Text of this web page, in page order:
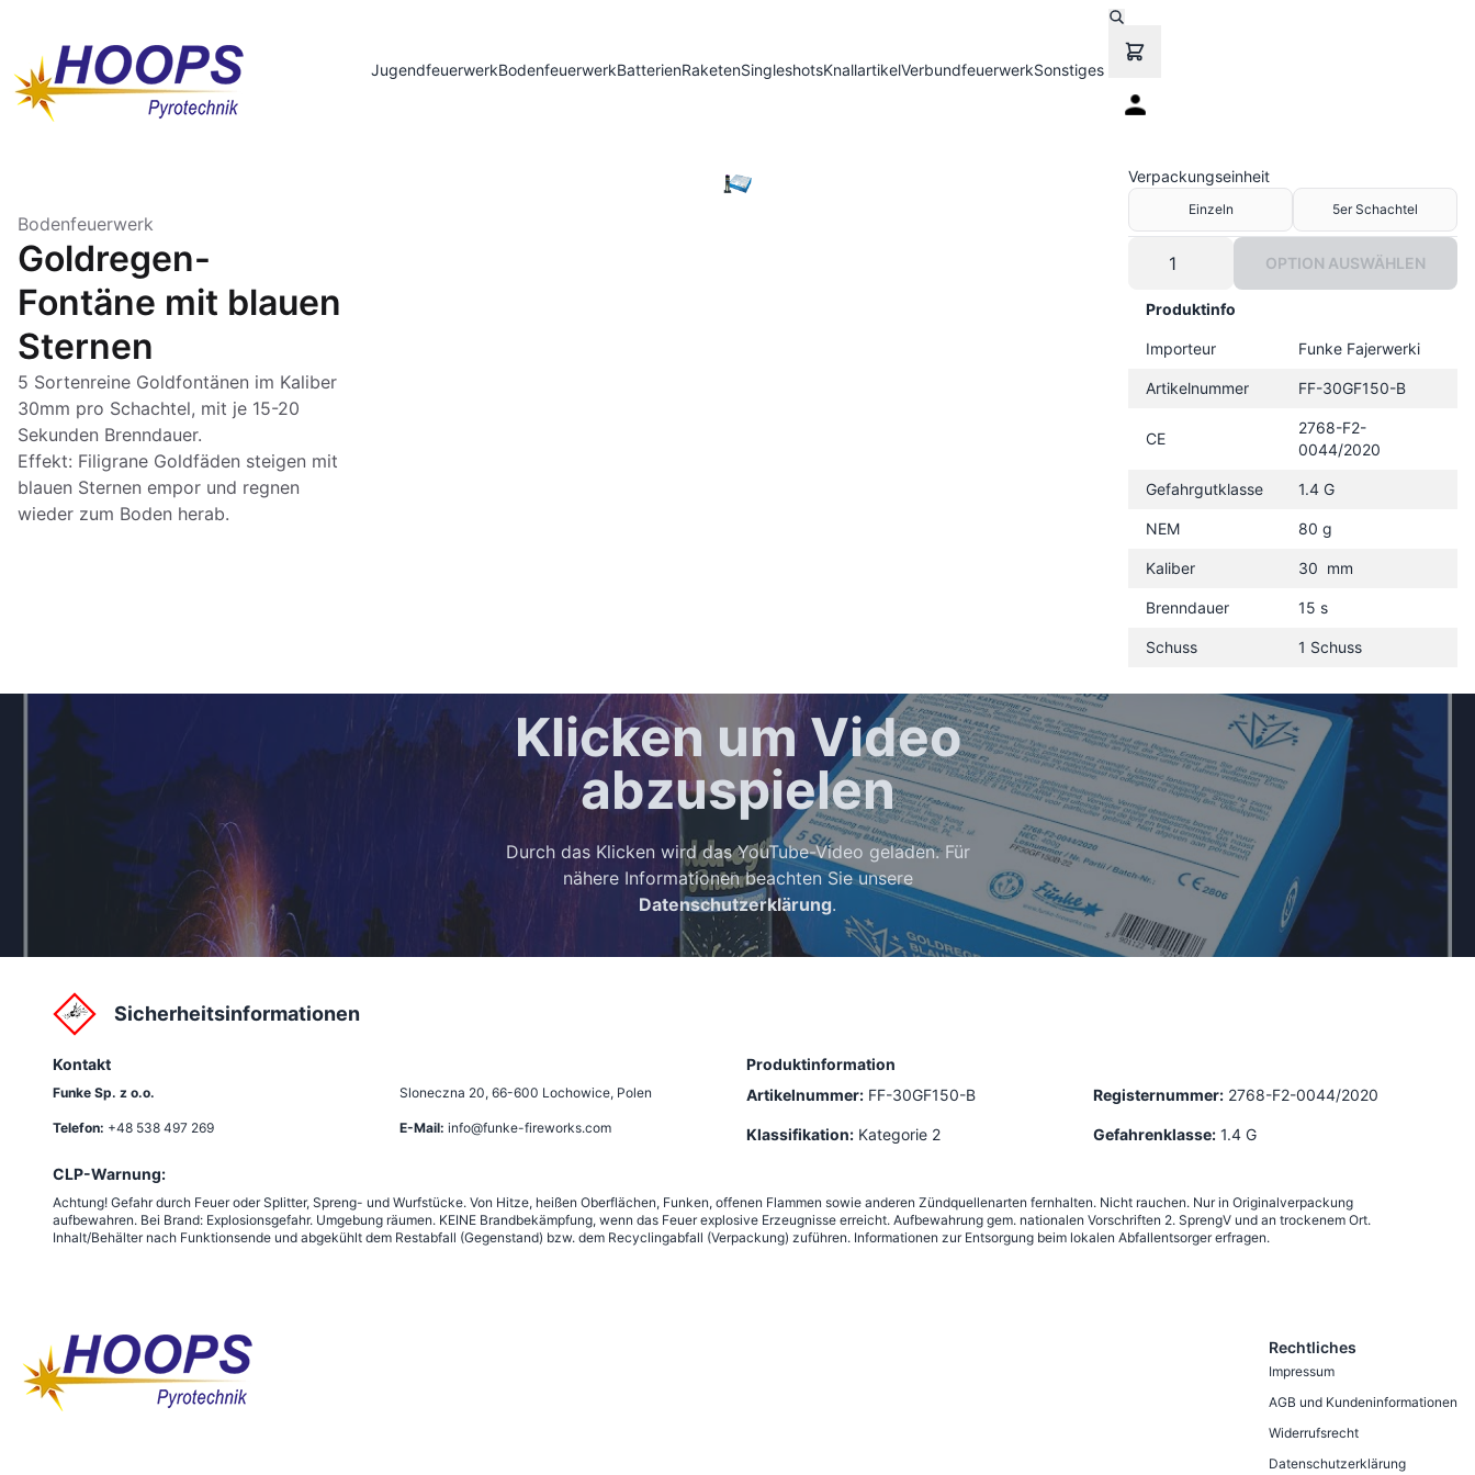
JugendfeuerwerkBodenfeuerwerkBatterienRaketenSingleshotsKnallartikelVerbundfeuerwerkSonstiges
Bodenfeuerwerk
Goldregen-
Fontäne mit blauen
Sternen
5 Sortenreine Goldfontänen im Kaliber
30mm pro Schachtel, mit je 15-20
Sekunden Brenndauer.
Effekt: Filigrane Goldfäden steigen mit
blauen Sternen empor und regnen
wieder zum Boden herab.
Verpackungseinheit
Einzeln 5er Schachtel
OPTION AUSWÄHLEN
Produktinfo
Importeur Funke Fajerwerki
Artikelnummer FF-30GF150-B
CE
2768-F2-
0044/2020
Gefahrgutklasse 1.4 G
NEM 80 g
Kaliber 30 mm
Brenndauer 15 s
Schuss 1 Schuss
Klicken um Video
abzuspielen
Durch das Klicken wird das YouTube-Video geladen. Für
nähere Informationen beachten Sie unsere
Datenschutzerklärung.
Sicherheitsinformationen
Kontakt
Funke Sp. z o.o. Sloneczna 20, 66-600 Lochowice, Polen
Telefon: +48 538 497 269 E-Mail: info@funke-fireworks.com
Produktinformation
Artikelnummer: FF-30GF150-B Registernummer: 2768-F2-0044/2020
Klassifikation: Kategorie 2 Gefahrenklasse: 1.4 G
CLP-Warnung:
Achtung! Gefahr durch Feuer oder Splitter, Spreng- und Wurfstücke. Von Hitze, heißen Oberflächen, Funken, offenen Flammen sowie anderen Zündquellenarten fernhalten. Nicht rauchen. Nur in Originalverpackung
aufbewahren. Bei Brand: Explosionsgefahr. Umgebung räumen. KEINE Brandbekämpfung, wenn das Feuer explosive Erzeugnisse erreicht. Aufbewahrung gem. nationalen Vorschriften 2. SprengV und an trockenem Ort.
Inhalt/Behälter nach Funktionsende und abgekühlt dem Restabfall (Gegenstand) bzw. dem Recyclingabfall (Verpackung) zuführen. Informationen zur Entsorgung beim lokalen Abfallentsorger erfragen.
Rechtliches
Impressum
AGB und Kundeninformationen
Widerrufsrecht
Datenschutzerklärung